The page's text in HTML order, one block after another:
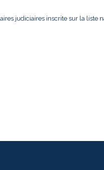
judiciaires inscrite sur la liste